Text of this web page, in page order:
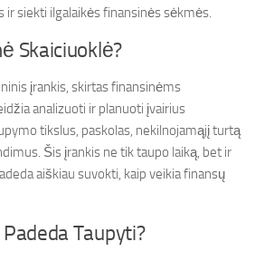
siekti ilgalaikės finansinės sėkmės.
Skaiciuoklė?
įrankis, skirtas finansinėms
analizuoti ir planuoti įvairius
tikslus, paskolas, nekilnojamąjį turtą
Šis įrankis ne tik taupo laiką, bet ir
aiškiau suvokti, kaip veikia finansų
Taupyti?